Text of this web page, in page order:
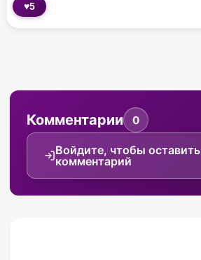
♥5
Комментарии 0
Войдите, чтобы оставить
комментарий